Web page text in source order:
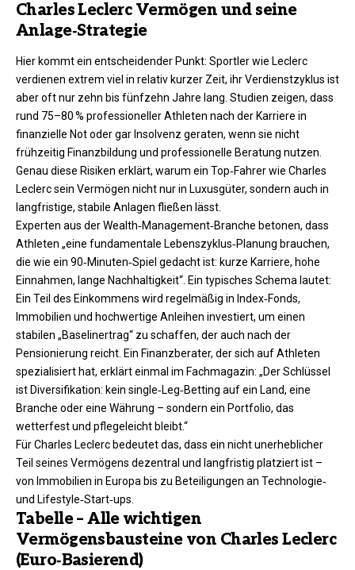
Charles Leclerc Vermögen und seine
Anlage‑Strategie
Hier kommt ein entscheidender Punkt: Sportler wie Leclerc
verdienen extrem viel in relativ kurzer Zeit, ihr Verdienstzyklus ist
aber oft nur zehn bis fünfzehn Jahre lang. Studien zeigen, dass
rund 75–80 % professioneller Athleten nach der Karriere in
finanzielle Not oder gar Insolvenz geraten, wenn sie nicht
frühzeitig Finanzbildung und professionelle Beratung nutzen.
Genau diese Risiken erklärt, warum ein Top‑Fahrer wie Charles
Leclerc sein Vermögen nicht nur in Luxusgüter, sondern auch in
langfristige, stabile Anlagen fließen lässt.
Experten aus der Wealth‑Management‑Branche betonen, dass
Athleten „eine fundamentale Lebenszyklus‑Planung brauchen,
die wie ein 90‑Minuten‑Spiel gedacht ist: kurze Karriere, hohe
Einnahmen, lange Nachhaltigkeit“. Ein typisches Schema lautet:
Ein Teil des Einkommens wird regelmäßig in Index‑Fonds,
Immobilien und hochwertige Anleihen investiert, um einen
stabilen „Baselinertrag“ zu schaffen, der auch nach der
Pensionierung reicht. Ein Finanzberater, der sich auf Athleten
spezialisiert hat, erklärt einmal im Fachmagazin: „Der Schlüssel
ist Diversifikation: kein single‑Leg‑Betting auf ein Land, eine
Branche oder eine Währung – sondern ein Portfolio, das
wetterfest und pflegeleicht bleibt.“
Für Charles Leclerc bedeutet das, dass ein nicht unerheblicher
Teil seines Vermögens dezentral und langfristig platziert ist –
von Immobilien in Europa bis zu Beteiligungen an Technologie‑
und Lifestyle‑Start‑ups.
Tabelle – Alle wichtigen
Vermögensbausteine von Charles Leclerc
(Euro‑Basierend)